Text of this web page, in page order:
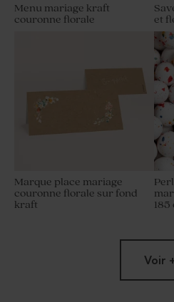
Menu mariage kraft
couronne florale
et
Marque place mariage
couronne florale sur fond
kraft
185
Voir